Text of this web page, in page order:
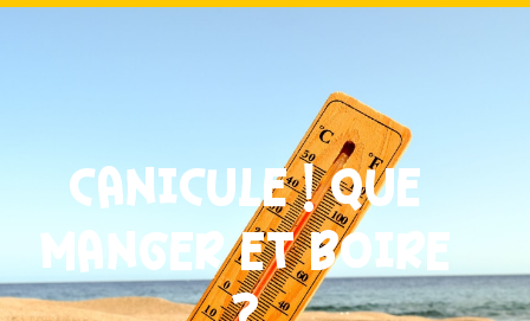
CANICULE ! QUE
MANGER ET BOIRE